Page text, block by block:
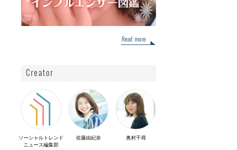
Read more
Creator
ソーシャルトレンド
ニュース編集部
佐藤由紀奈 奥村千尋